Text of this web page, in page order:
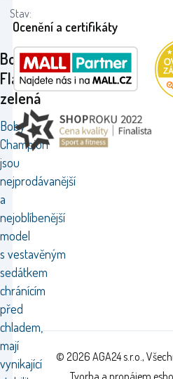
Boby
Flash
zelená
Boby
Champion
jsou
nejprodávanější
a
nejoblíbenější
model
s vestavěným
sedátkem
chránícím
před
chladem,
mají
vynikající
Stav:
Ocenění a certifikáty
© 2026 AGA24 s.r.o.,